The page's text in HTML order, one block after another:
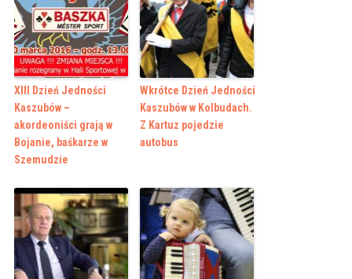
XIII Dzień Jedności
Kaszubów –
akordeoniści grają w
Bojanie, baśkarze w
Szemudzie
Wkrótce Dzień Jedności
Kaszubów w Kolbudach.
Z Kartuz pojedzie
autobus